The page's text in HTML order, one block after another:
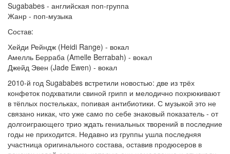
Sugababes - английская поп-группа
Жанр - поп-музыка
Состав:
Хейди Рейндж (Heidi Range) - вокал
Амелль Берраба (Amelle Berrabah) - вокал
Джейд Эвен (Jade Ewen) - вокал
2010-й год Sugababes встретили новостью: две из трёх
конфеток подхватили свиной грипп и мелодично похрюкивают
в тёплых постельках, попивая антибиотики. С музыкой это не
связано никак, что уже само по себе знаковый показатель - от
долгоиграющего трио ждать гениальных творений в последние
годы не приходится. Недавно из группы ушла последняя
участница оригинального состава, оставив продюсеров в